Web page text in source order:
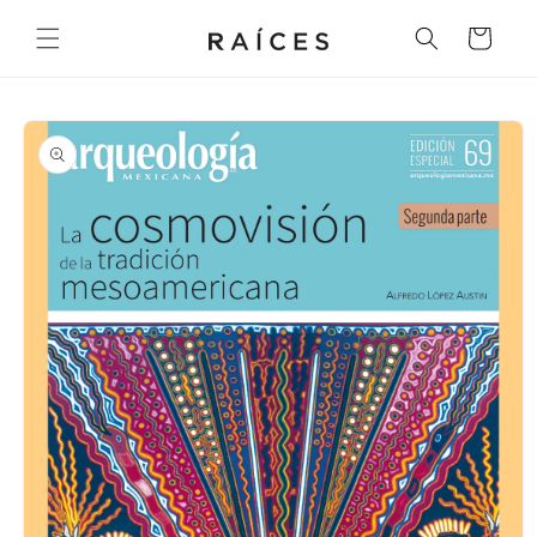
directamente
al contenido
Carrito
directamente
a la
información
del producto